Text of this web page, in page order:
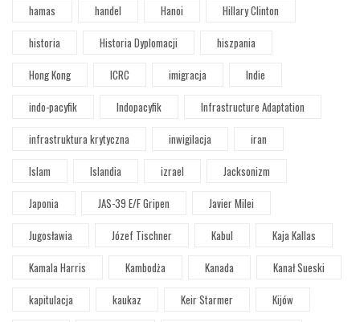
hamas
handel Hanoi
Hillary Clinton
historia
Historia Dyplomacji
hiszpania
Hong Kong
ICRC imigracja
Indie
indo-pacyfik
Indopacyfik
Infrastructure Adaptation
infrastruktura krytyczna
inwigilacja
iran
Islam
Islandia izrael
Jacksonizm
Japonia
JAS-39 E/F Gripen
Javier Milei
Jugosławia
Józef Tischner Kabul
Kaja Kallas
Kamala Harris
Kambodża Kanada
Kanał Sueski
kapitulacja
kaukaz Keir Starmer
Kijów